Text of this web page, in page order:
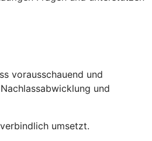
vorausschauend und
und
umsetzt.